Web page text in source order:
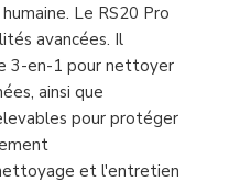
Le RS20 Pro
avancées. Il
3-en-1 pour nettoyer
ainsi que
pour protéger
et l'entretien